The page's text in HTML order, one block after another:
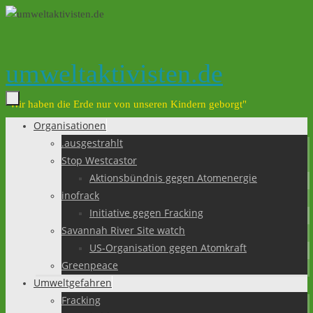
Zum
umweltaktivisten.de
"Wir haben die Erde nur von unseren Kindern geborgt"
Zum
Organisationen
.ausgestrahlt
Stop Westcastor
Aktionsbündnis gegen Atomenergie
inofrack
Initiative gegen Fracking
Savannah River Site watch
US-Organisation gegen Atomkraft
Greenpeace
Umweltgefahren
Fracking